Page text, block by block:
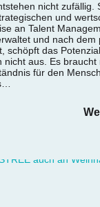
nicht zufällig.
und
an Talent
und nach dem
schöpft das
nicht aus. Es
für den